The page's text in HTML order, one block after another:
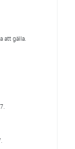
att gälla.